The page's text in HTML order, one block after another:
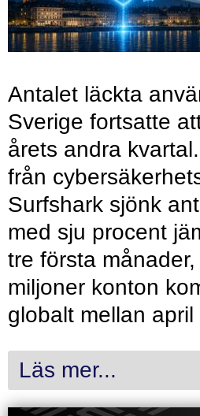
Antalet läckta
Sverige fortsatte
årets andra
från
Surfshark sjönk
med sju procent
tre första
miljoner konton
globalt mellan april
Läs mer...